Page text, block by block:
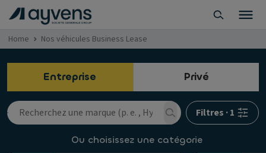
Home Nos véhicules Business Lease
Entreprise Privé
Filtres ·1
Ou choisissez une catégorie